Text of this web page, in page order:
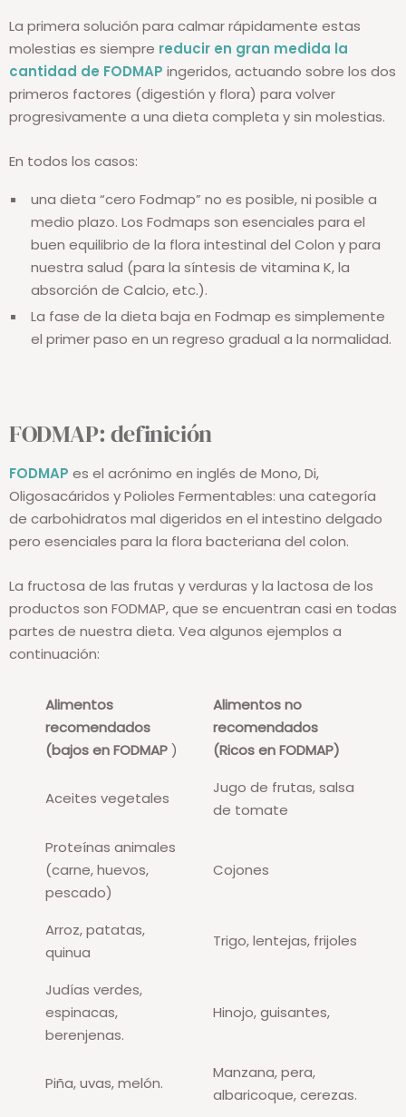
La primera solución para calmar rápidamente estas
molestias es siempre reducir en gran medida la
cantidad de FODMAP ingeridos, actuando sobre los dos
primeros factores (digestión y flora) para volver
progresivamente a una dieta completa y sin molestias.
En todos los casos:
una dieta “cero Fodmap” no es posible, ni posible a
medio plazo. Los Fodmaps son esenciales para el
buen equilibrio de la flora intestinal del Colon y para
nuestra salud (para la síntesis de vitamina K, la
absorción de Calcio, etc.).
La fase de la dieta baja en Fodmap es simplemente
el primer paso en un regreso gradual a la normalidad.
FODMAP: definición
FODMAP es el acrónimo en inglés de Mono, Di,
Oligosacáridos y Polioles Fermentables: una categoría
de carbohidratos mal digeridos en el intestino delgado
pero esenciales para la flora bacteriana del colon.
La fructosa de las frutas y verduras y la lactosa de los
productos son FODMAP, que se encuentran casi en todas
partes de nuestra dieta. Vea algunos ejemplos a
continuación:
Alimentos
recomendados
(bajos en FODMAP)
Alimentos no
recomendados
(Ricos en FODMAP)
Aceites vegetales
Jugo de frutas, salsa
de tomate
Proteínas animales
(carne, huevos,
pescado)
Cojones
Arroz, patatas,
quinua
Trigo, lentejas, frijoles
Judías verdes,
espinacas,
berenjenas.
Hinojo, guisantes,
Piña, uvas, melón.
Manzana, pera,
albaricoque, cerezas.